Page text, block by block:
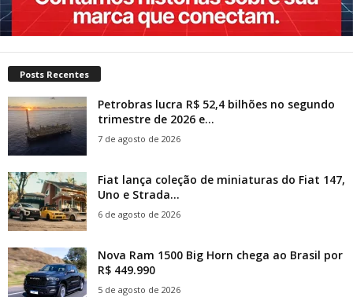
Posts Recentes
Petrobras lucra R$ 52,4 bilhões no segundo
trimestre de 2026 e...
7 de agosto de 2026
Fiat lança coleção de miniaturas do Fiat 147,
Uno e Strada...
6 de agosto de 2026
Nova Ram 1500 Big Horn chega ao Brasil por
R$ 449.990
5 de agosto de 2026